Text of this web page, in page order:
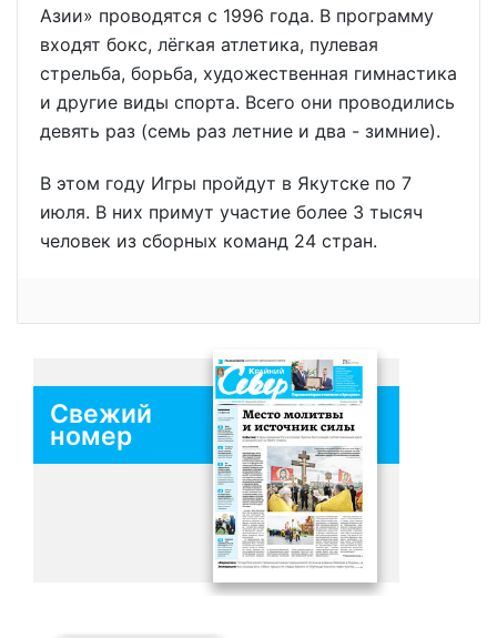
Азии» проводятся с 1996 года. В программу
входят бокс, лёгкая атлетика, пулевая
стрельба, борьба, художественная гимнастика
и другие виды спорта. Всего они проводились
девять раз (семь раз летние и два - зимние).
В этом году Игры пройдут в Якутске по 7
июля. В них примут участие более 3 тысяч
человек из сборных команд 24 стран.
Свежий
номер